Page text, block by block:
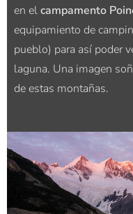
en elcampamento
equipamiento de
pueblo) para así poder
laguna. Una imagen
de estas montañas.